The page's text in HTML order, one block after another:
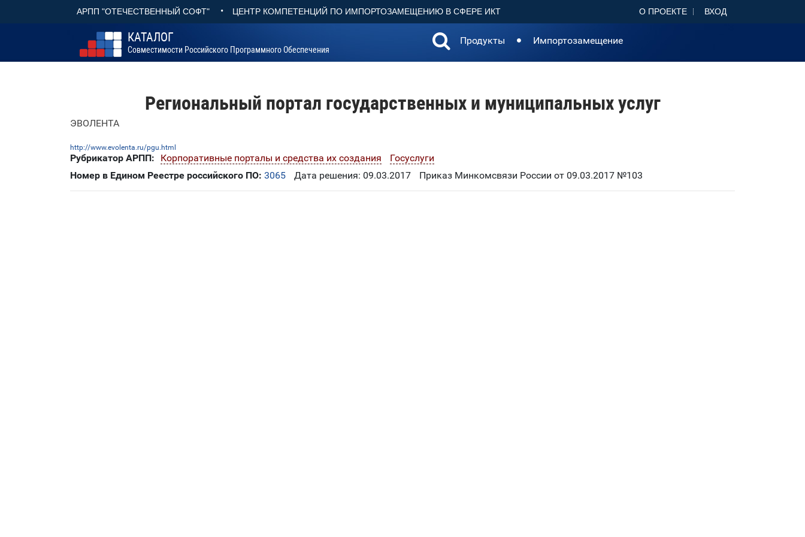
АРПП "ОТЕЧЕСТВЕННЫЙ СОФТ" • ЦЕНТР КОМПЕТЕНЦИЙ ПО ИМПОРТОЗАМЕЩЕНИЮ В СФЕРЕ ИКТ О ПРОЕКТЕ ВХОД
КАТАЛОГ
Совместимости Российского Программного Обеспечения
Продукты Импортозамещение
Региональный портал государственных и муниципальных услуг
ЭВОЛЕНТА
http://www.evolenta.ru/pgu.html
Рубрикатор АРПП: Корпоративные порталы и средства их создания
Госуслуги
Номер в Едином Реестре российского ПО: 3065 Дата решения: 09.03.2017 Приказ Минкомсвязи России от 09.03.2017 №103